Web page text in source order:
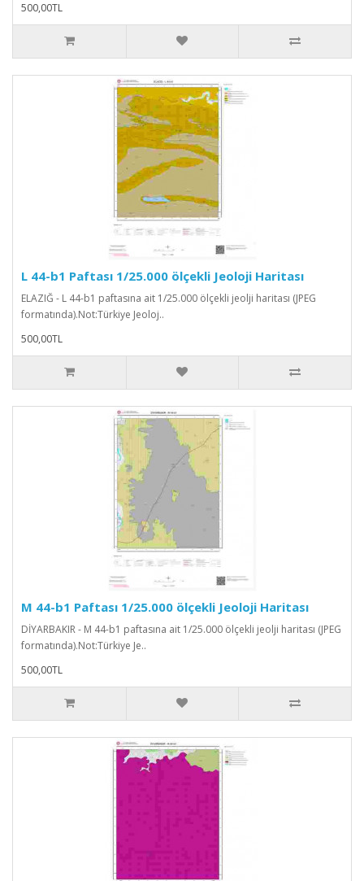
500,00TL
L 44-b1 Paftası 1/25.000 ölçekli Jeoloji Haritası
ELAZIĞ - L 44-b1 paftasına ait 1/25.000 ölçekli jeolji haritası (JPEG
formatında).Not:Türkiye Jeoloj..
500,00TL
M 44-b1 Paftası 1/25.000 ölçekli Jeoloji Haritası
DİYARBAKIR - M 44-b1 paftasına ait 1/25.000 ölçekli jeolji haritası (JPEG
formatında).Not:Türkiye Je..
500,00TL